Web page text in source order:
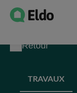
Retour
TRAVAUX